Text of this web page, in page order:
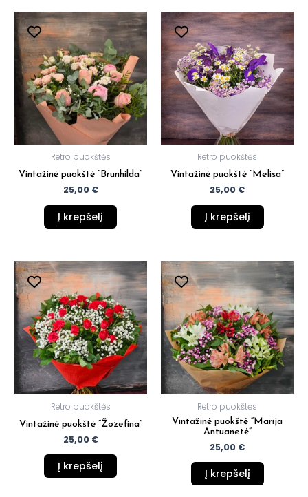
Retro puokštės
Vintažinė puokštė “Brunhilda”
25,00 €
Į krepšelį
Retro puokštės
Vintažinė puokštė “Melisa”
25,00 €
Į krepšelį
Retro puokštės
Vintažinė puokštė “Žozefina”
25,00 €
Į krepšelį
Retro puokštės
Vintažinė puokštė “Marija
Antuanetė”
25,00 €
Į krepšelį